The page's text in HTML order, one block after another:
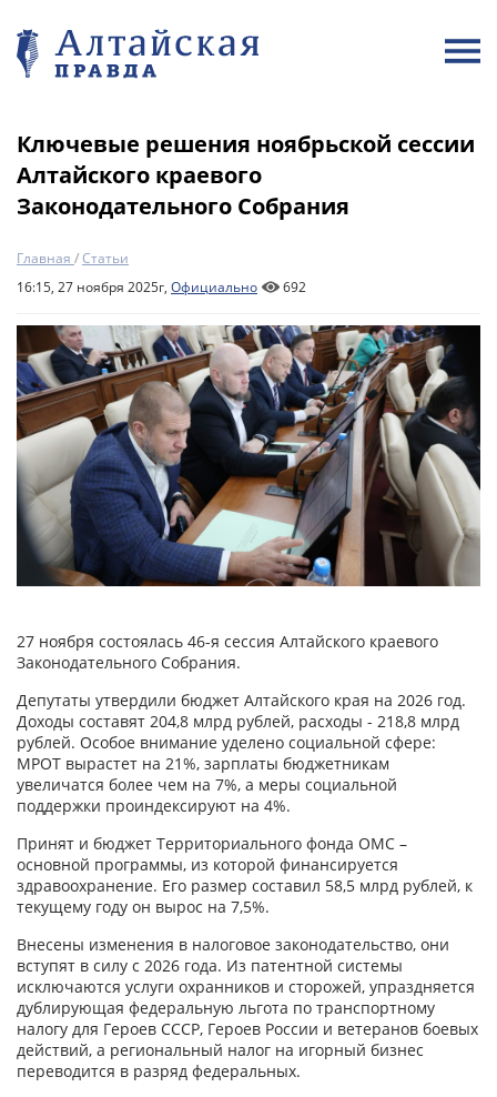
Ключевые решения ноябрьской сессии
Алтайского краевого
Законодательного Собрания
Главная /Статьи
16:15, 27 ноября 2025г, Официально 692
27 ноября состоялась 46-я сессия Алтайского краевого
Законодательного Собрания.
Депутаты утвердили бюджет Алтайского края на 2026 год.
Доходы составят 204,8 млрд рублей, расходы - 218,8 млрд
рублей. Особое внимание уделено социальной сфере:
МРОТ вырастет на 21%, зарплаты бюджетникам
увеличатся более чем на 7%, а меры социальной
поддержки проиндексируют на 4%.
Принят и бюджет Территориального фонда ОМС –
основной программы, из которой финансируется
здравоохранение. Его размер составил 58,5 млрд рублей, к
текущему году он вырос на 7,5%.
Внесены изменения в налоговое законодательство, они
вступят в силу с 2026 года. Из патентной системы
исключаются услуги охранников и сторожей, упраздняется
дублирующая федеральную льгота по транспортному
налогу для Героев СССР, Героев России и ветеранов боевых
действий, а региональный налог на игорный бизнес
переводится в разряд федеральных.